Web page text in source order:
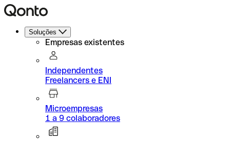
Soluções
Empresas existentes
Independentes
Freelancers e ENI
Microempresas
1 a 9 colaboradores